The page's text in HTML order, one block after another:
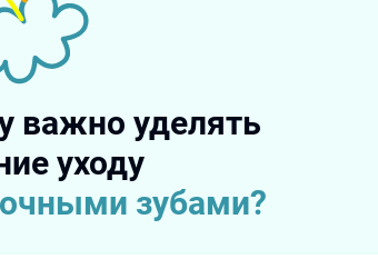
важно уделять
уходу
зубами?